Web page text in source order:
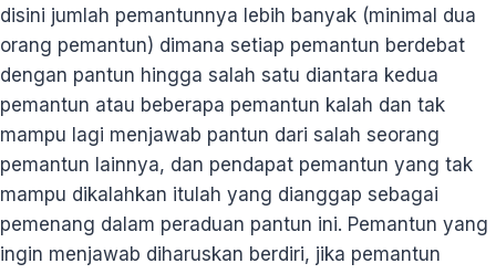
disini jumlah pemantunnya lebih banyak (minimal dua
orang pemantun) dimana setiap pemantun berdebat
dengan pantun hingga salah satu diantara kedua
pemantun atau beberapa pemantun kalah dan tak
mampu lagi menjawab pantun dari salah seorang
pemantun lainnya, dan pendapat pemantun yang tak
mampu dikalahkan itulah yang dianggap sebagai
pemenang dalam peraduan pantun ini. Pemantun yang
ingin menjawab diharuskan berdiri, jika pemantun